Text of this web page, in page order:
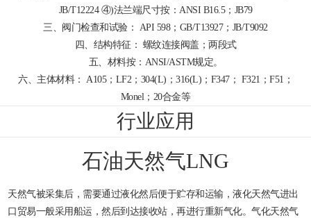
JB/T12224 ④)法兰端尺寸按：ANSI B16.5；JB79
三、阀门检查和试验： API 598；GB/T13927；JB/T9092
四、结构特征： 螺纹连接阀盖；两段式
五、材料按：ANSI/ASTM规定。
六、主体材料： A105；LF2；304(L)；316(L)；F347； F321；F51；
Monel；20合金等
行业应用
石油天然气LNG
天然气被采集后，需要通过液化然后便于贮存和运输，液化天然气进出
口贸易一般采用船运，然后到达接收站，再进行重新气化。气化天然气